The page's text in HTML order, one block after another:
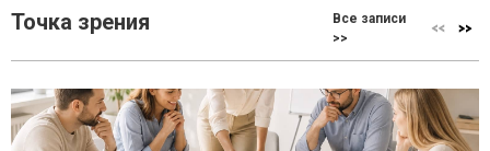
Точка зрения
Все записи
>>